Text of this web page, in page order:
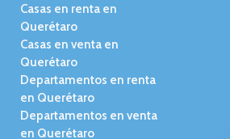
Casas en renta en
Querétaro
Casas en venta en
Querétaro
Departamentos en renta
en Querétaro
Departamentos en venta
en Querétaro